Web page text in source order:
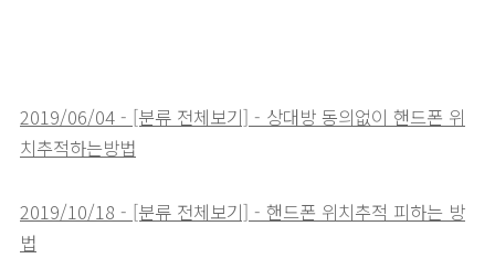
2019/06/04 - [분류 전체보기] - 상대방 동의없이 핸드폰 위
치추적하는방법
2019/10/18 - [분류 전체보기] - 핸드폰 위치추적 피하는 방
법